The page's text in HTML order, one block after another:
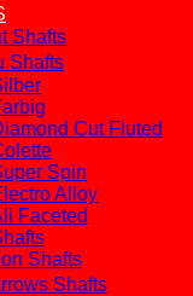
Shafts
Shafts
Cut Fluted
Spin
Alloy
Faceted
Shafts
Shafts